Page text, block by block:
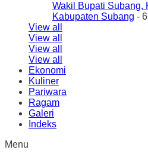
Wakil Bupati Subang,
Kabupaten Subang -
View all
View all
View all
View all
Ekonomi
Kuliner
Pariwara
Ragam
Galeri
Indeks
Menu